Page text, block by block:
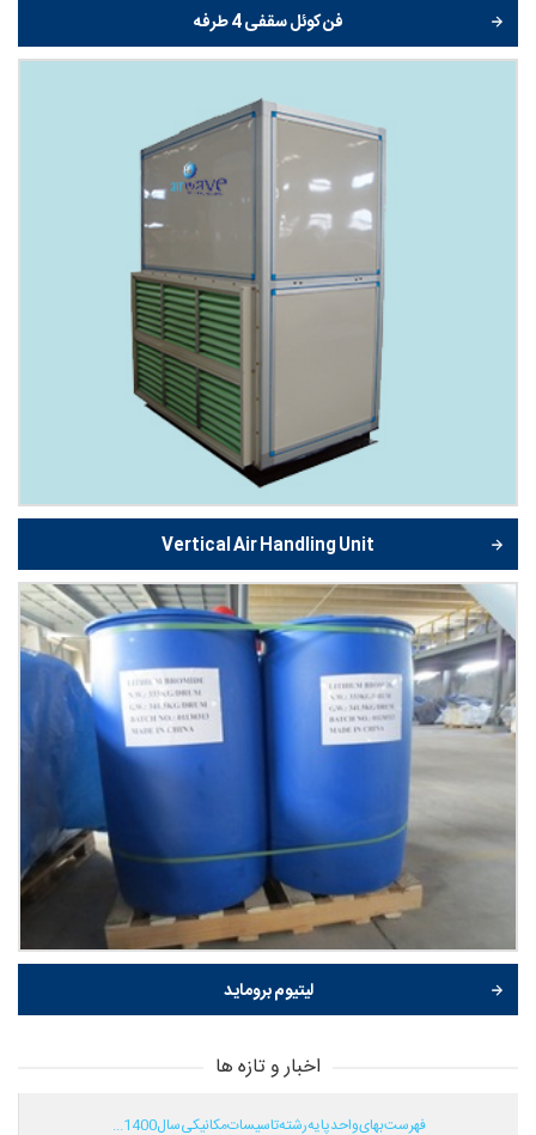
فن کوئل سقفی 4 طرفه
Vertical Air Handling Unit
لیتیوم بروماید
اخبار و تازه ها
فهرست بهای واحد پایه رشته تاسیسات مکانیکی سال 1400...